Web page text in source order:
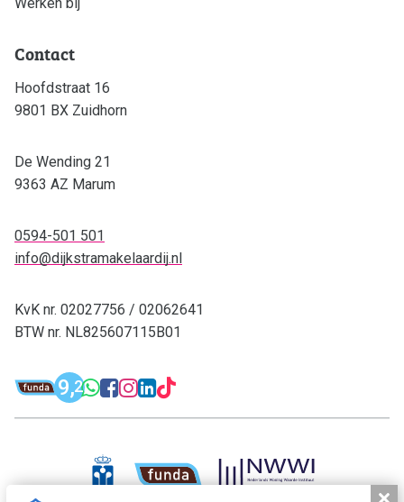
Werken bij
Contact
Hoofdstraat 16
9801 BX Zuidhorn
De Wending 21
9363 AZ Marum
0594-501 501
info@dijkstramakelaardij.nl
KvK nr. 02027756 / 02062641
BTW nr. NL825607115B01
Funda: Dijkstra Makelaardij & Financieel
Dijkstra Makelaardij & Financieel
9,2 WhatsApp: 0594-501 501
Facebook: Dijkstra
Instagram:
LinkedIn:
TikTok: Dijkstra